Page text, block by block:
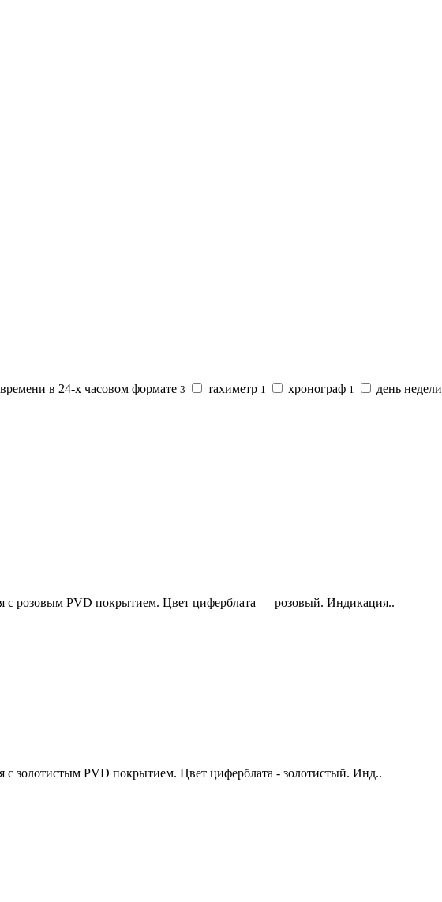
в 24-х часовом формате 3 тахиметр 1 хронограф 1 день недели
с розовым PVD покрытием. Цвет циферблата — розовый. Индикация..
золотистым PVD покрытием. Цвет циферблата - золотистый. Инд..